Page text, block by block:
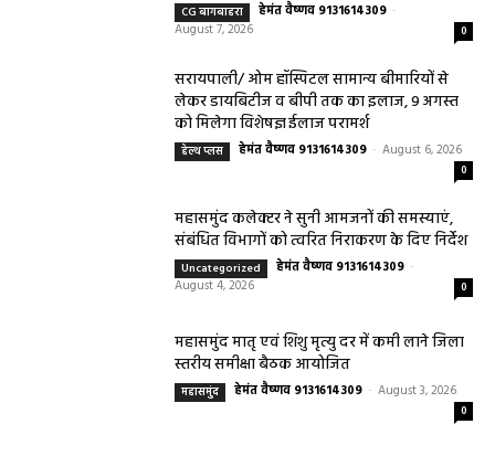
CG बागबाहरा हेमंत वैष्णव 9131614309 -
August 7, 2026
0
सरायपाली/ ओम हॉस्पिटल सामान्य बीमारियों से
लेकर डायबिटीज व बीपी तक का इलाज, 9 अगस्त
को मिलेगा विशेषज्ञ ईलाज परामर्श
हेल्थ प्लस हेमंत वैष्णव 9131614309 - August 6, 2026
0
महासमुंद कलेक्टर ने सुनी आमजनों की समस्याएं,
संबंधित विभागों को त्वरित निराकरण के दिए निर्देश
Uncategorized हेमंत वैष्णव 9131614309 -
August 4, 2026
0
महासमुंद मातृ एवं शिशु मृत्यु दर में कमी लाने जिला
स्तरीय समीक्षा बैठक आयोजित
महासमुंद हेमंत वैष्णव 9131614309 - August 3, 2026
0